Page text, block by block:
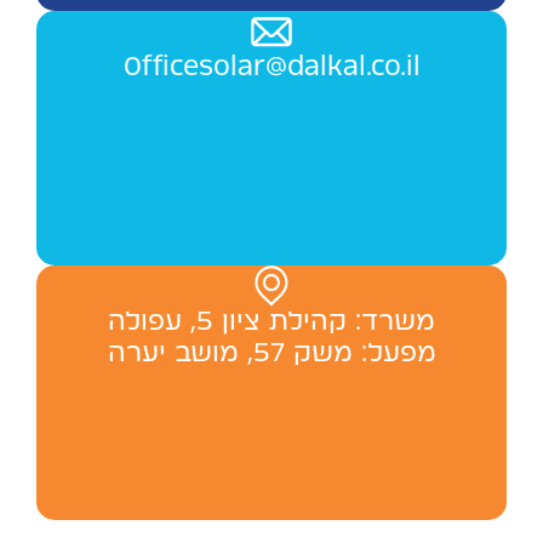
Officesolar@dalkal.co.il
משרד: ‬קהילת ציון 5, עפולה
מפעל: משק 57, מושב יערה